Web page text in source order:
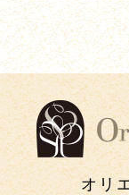
オリ